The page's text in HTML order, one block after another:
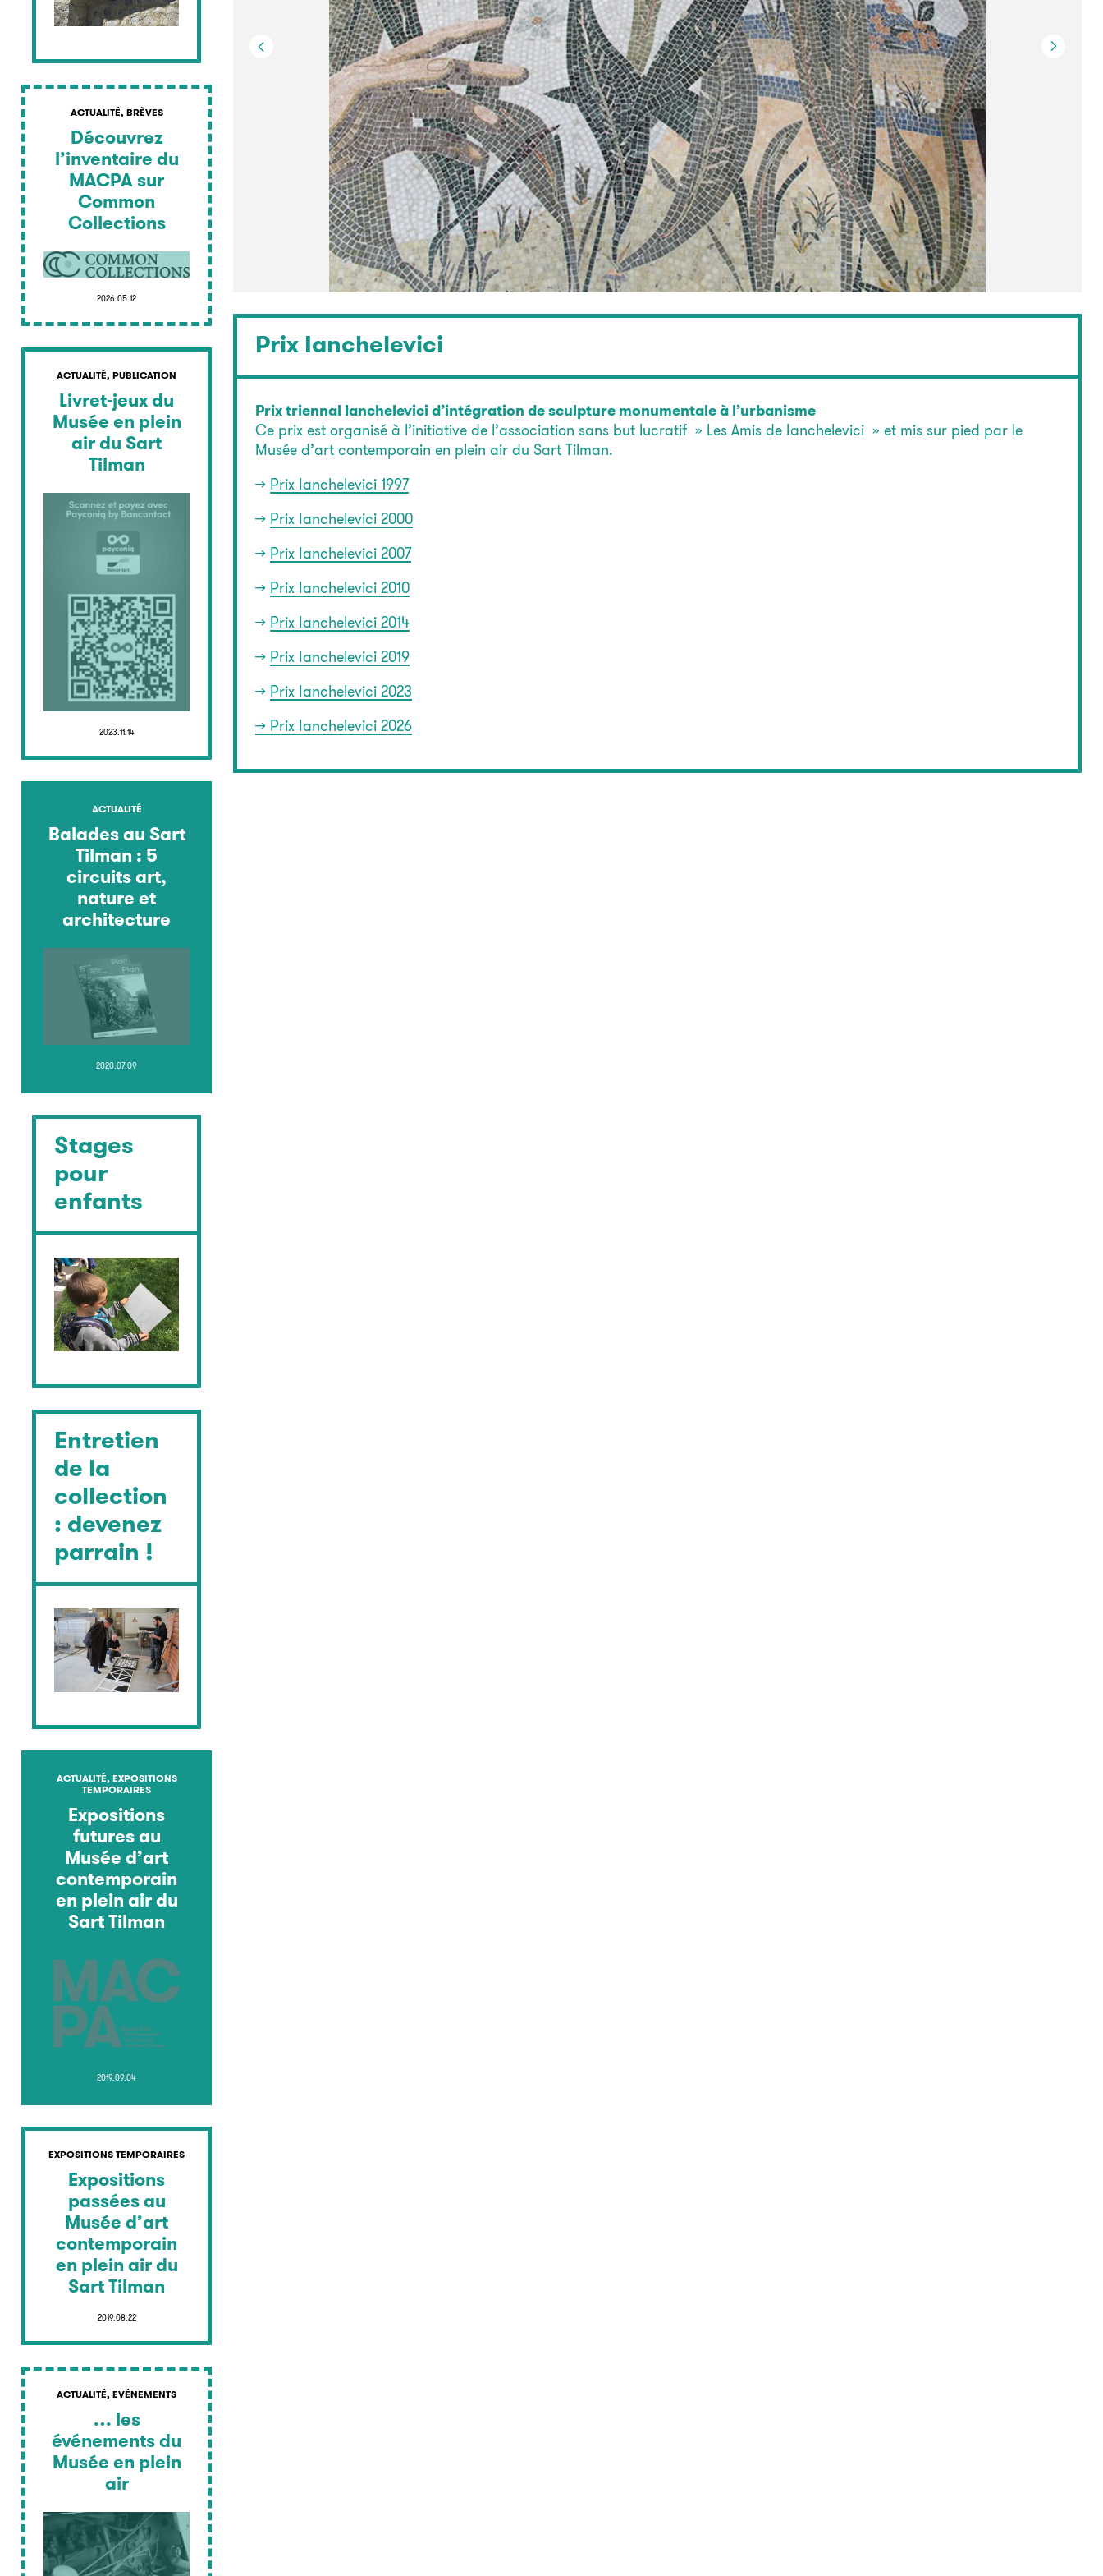
ACTUALITÉ, BRÈVES
Découvrez
l’inventaire du
MACPA sur
Common
Collections
2026.05.12
ACTUALITÉ, PUBLICATION
Livret-jeux du
Musée en plein
air du Sart
Tilman
2023.11.14
ACTUALITÉ
Balades au Sart
Tilman : 5
circuits art,
nature et
architecture
2020.07.09
Stages
pour
enfants
Entretien
de la
collection
: devenez
parrain !
ACTUALITÉ, EXPOSITIONS
TEMPORAIRES
Expositions
futures au
Musée d’art
contemporain
en plein air du
Sart Tilman
2019.09.04
EXPOSITIONS TEMPORAIRES
Expositions
passées au
Musée d’art
contemporain
en plein air du
Sart Tilman
2019.08.22
ACTUALITÉ, EVÉNEMENTS
… les
événements du
Musée en plein
air
Prix Ianchelevici
Prix triennal Ianchelevici d’intégration de sculpture monumentale à l’urbanisme
Ce prix est organisé à l’initiative de l’association sans but lucratif » Les Amis de Ianchelevici » et mis sur pied par le
Musée d’art contemporain en plein air du Sart Tilman.
-> Prix Ianchelevici 1997
-> Prix Ianchelevici 2000
-> Prix Ianchelevici 2007
-> Prix Ianchelevici 2010
-> Prix Ianchelevici 2014
-> Prix Ianchelevici 2019
-> Prix Ianchelevici 2023
-> Prix Ianchelevici 2026